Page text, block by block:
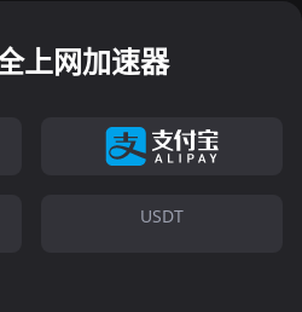
上网加速器
USDT